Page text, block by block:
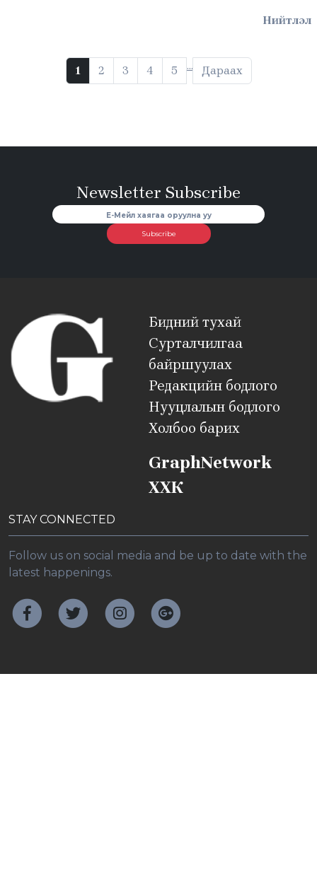
Нийтлэл
1 2 3 4 5 … Дараах
Newsletter Subscribe
Subscribe
Бидний тухай
Сурталчилгаа
байршуулах
Редакцийн бодлого
Нууцлалын бодлого
Холбоо барих
GraphNetwork
ХХК
STAY CONNECTED
Follow us on social media and be up to date with the
latest happenings.